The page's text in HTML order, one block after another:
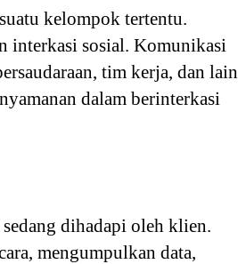
kelompok tertentu.
interkasi sosial. Komunikasi
tim kerja, dan lain
dalam berinterkasi
dihadapi oleh klien.
mengumpulkan data,